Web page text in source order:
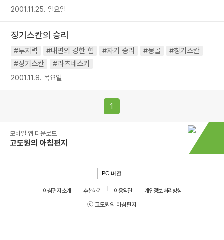
2001.11.25. 일요일
징기스칸의 승리
#투지력 #내면의 강한 힘 #자기 승리 #몽골
#칭기즈칸
#징기스칸
#라츠네스키
2001.11.8. 목요일
1
모바일 앱 다운로드
고도원의 아침편지
PC 버전
아침편지 소개 추천하기 이용약관
개인정보 처리방침
ⓒ 고도원의 아침편지